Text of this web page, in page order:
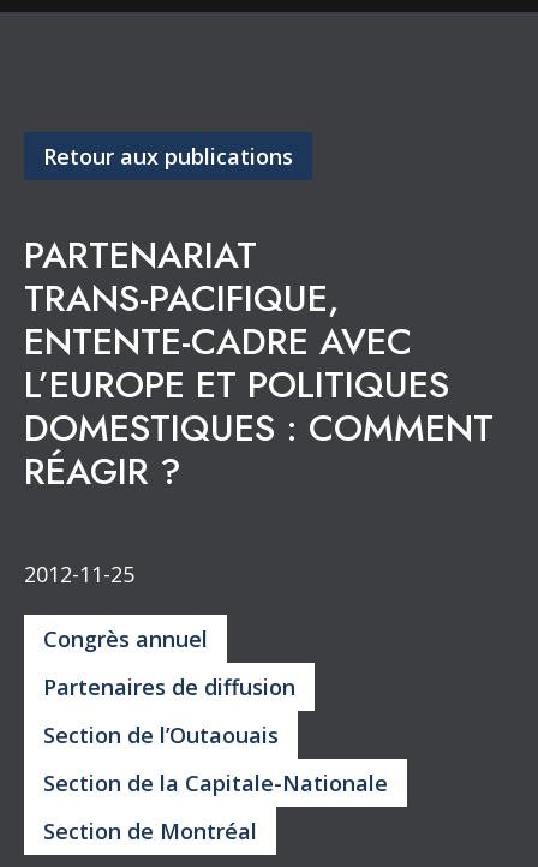
Retour aux publications
PARTENARIAT
TRANS-PACIFIQUE,
ENTENTE-CADRE AVEC
L’EUROPE ET POLITIQUES
DOMESTIQUES : COMMENT
RÉAGIR ?
2012-11-25
Congrès annuel
Partenaires de diffusion
Section de l’Outaouais
Section de la Capitale-Nationale
Section de Montréal